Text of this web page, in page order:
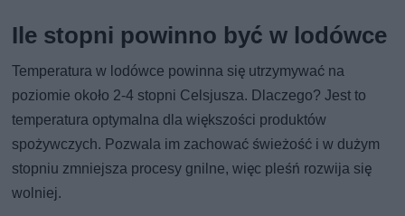
Ile stopni powinno być w lodówce
Temperatura w lodówce powinna się utrzymywać na
poziomie około 2-4 stopni Celsjusza. Dlaczego? Jest to
temperatura optymalna dla większości produktów
spożywczych. Pozwala im zachować świeżość i w dużym
stopniu zmniejsza procesy gnilne, więc pleśń rozwija się
wolniej.